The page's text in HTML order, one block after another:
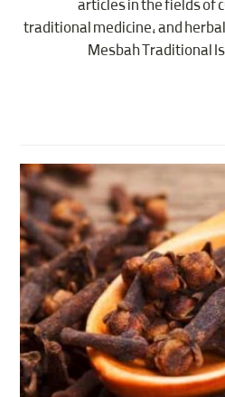
articles in the fields of
traditional medicine, and
Mesbah Traditional